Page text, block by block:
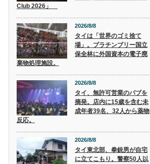
Club 2026」
2026/8/8
タイは「世界のゴミ捨て
場」。プラチンブリー国立
保全林に外国資本の電子廃
棄物処理施設。
2026/8/8
タイ、無許可営業のパブを
摘発。店内に15歳を含む未
成年者39名、32人から薬物
反応。
2026/8/8
タイ東北部、拳銃男が自宅
に立てこもり。警察50人以